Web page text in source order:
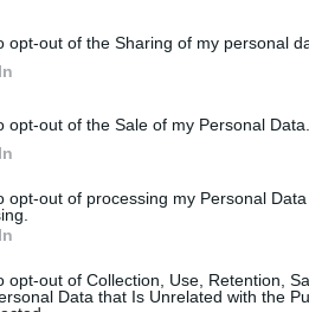
opt-out of the Sharing of my personal
opt-out of the Sale of my Personal Data.
opt-out of processing my Personal
opt-out of Collection, Use, Retention,
Data that Is Unrelated with the
Baker
,Ντοκιμαντέρ